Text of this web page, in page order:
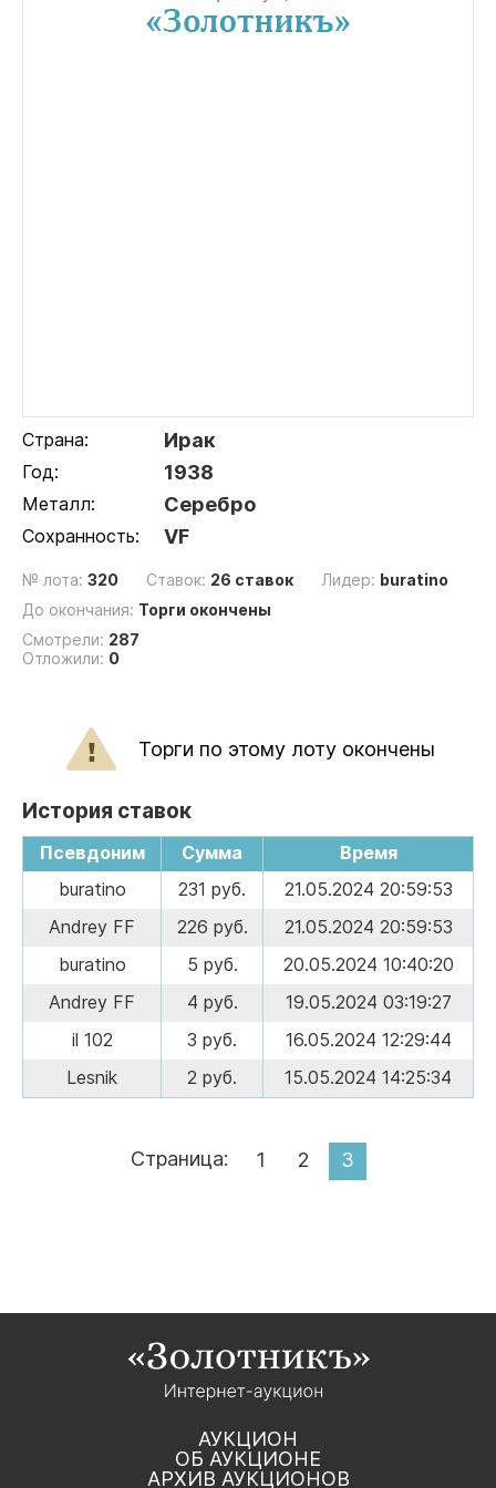
Страна: Ирак
Год: 1938
Металл: Серебро
Сохранность: VF
№ лота: 320 Ставок: 26 ставок Лидер: buratino
До окончания: Торги окончены
Смотрели: 287
Отложили: 0
Торги по этому лоту окончены
История ставок
Псевдоним Сумма
Время
buratino
231 руб.
21.05.2024 20:59:53
Andrey FF
226 руб.
21.05.2024 20:59:53
buratino
5 руб.
20.05.2024 10:40:20
Andrey FF
4 руб.
19.05.2024 03:19:27
il 102
3 руб.
16.05.2024 12:29:44
Lesnik
2 руб. 15.05.2024 14:25:34
Страница: 1 2 3
АУКЦИОН
ОБ АУКЦИОНЕ
АРХИВ АУКЦИОНОВ